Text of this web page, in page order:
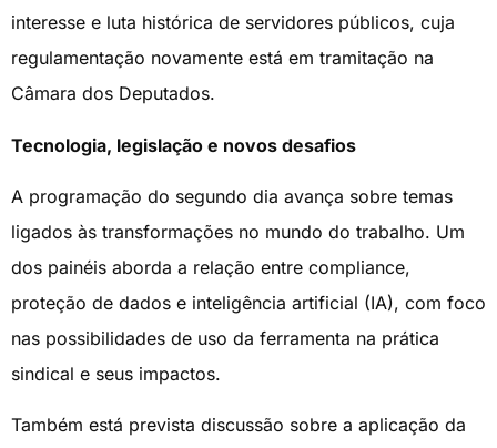
interesse e luta histórica de servidores públicos, cuja
regulamentação novamente está em tramitação na
Câmara dos Deputados.
Tecnologia, legislação e novos desafios
A programação do segundo dia avança sobre temas
ligados às transformações no mundo do trabalho. Um
dos painéis aborda a relação entre compliance,
proteção de dados e inteligência artificial (IA), com foco
nas possibilidades de uso da ferramenta na prática
sindical e seus impactos.
Também está prevista discussão sobre a aplicação da